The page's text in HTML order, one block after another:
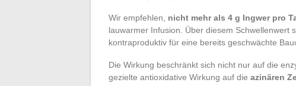
Wir empfehlen, nicht mehr als 4 g Ingwer pro
lauwarmer Infusion. Über diesem Schwellenwert
kontraproduktiv für eine bereits geschwächte
Die Wirkung beschränkt sich nicht nur auf die
gezielte antioxidative Wirkung auf die azinären